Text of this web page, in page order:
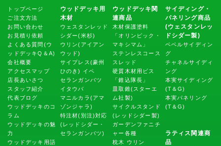
トップページ
ご注文方法
お問い合わせ
お見積り依頼
よくある質問(ウ
ッドデッキQ＆A)
会社概要
アクセスマップ
店長あいさつ
スタッフ紹介
代表ブログ
ウッドデッキのコ
ラム
ウッドデッキの魅
力
ウッドデッキ用語
ウッドデッキ用
木材
ウェスタンレッド
シダー(米杉)
ウリン(アイアン
ウッド)
サイプレス(豪州
ひのき)
イペ
セランガンバツ
イタウバ
マニルカラ(アマ
ゾンジャラ)
特注材(別注)対応
(レッドシダー・
セランガンバツ)
ウッドデッキ関
連商品
木材保護塗料
「オリンピック・
マキシマム」
ステンレスコース
スレッド
硬質木材用ビス
「錐込隊長」
皿取錐(スターエ
ム社製)
サイクルスタンド
(レッドシダー製)
ガーデンファニチ
ャー各種
枕木 ウリン
サイディング・
パネリング商品
(ウェスタンレッ
ドシダー製)
ベベルサイディン
グ
チャネルサイディ
ング
本実サイディング
(T＆G)
本実パネリング
(T＆G)
ラティス関連商
品